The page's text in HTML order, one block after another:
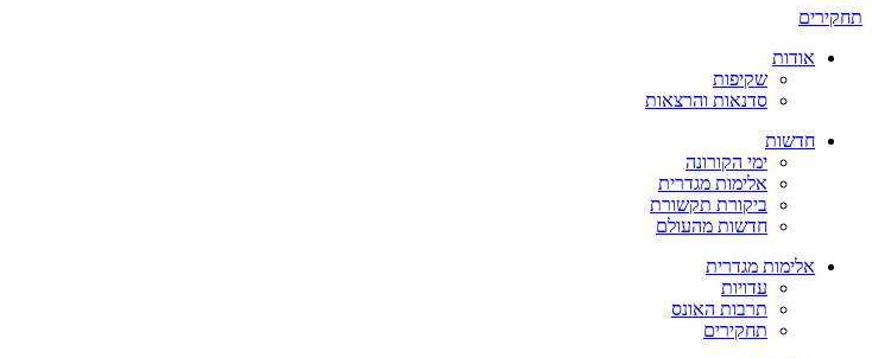
תחקירים
אודות
שקיפות
סדנאות והרצאות
חדשות
ימי הקורונה
אלימות מגדרית
ביקורת תקשורת
חדשות מהעולם
אלימות מגדרית
עדויות
תרבות האונס
תחקירים